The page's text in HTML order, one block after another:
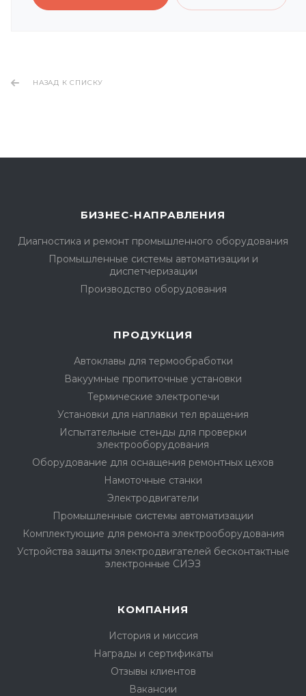
НАЗАД К СПИСКУ
БИЗНЕС-НАПРАВЛЕНИЯ
Диагностика и ремонт промышленного оборудования
Промышленные системы автоматизации и
диспетчеризации
Производство оборудования
ПРОДУКЦИЯ
Автоклавы для термообработки
Вакуумные пропиточные установки
Термические электропечи
Установки для наплавки тел вращения
Испытательные стенды для проверки
электрооборудования
Оборудование для оснащения ремонтных цехов
Намоточные станки
Электродвигатели
Промышленные системы автоматизации
Комплектующие для ремонта электрооборудования
Устройства защиты электродвигателей бесконтактные
электронные СИЭЗ
КОМПАНИЯ
История и миссия
Награды и сертификаты
Отзывы клиентов
Вакансии